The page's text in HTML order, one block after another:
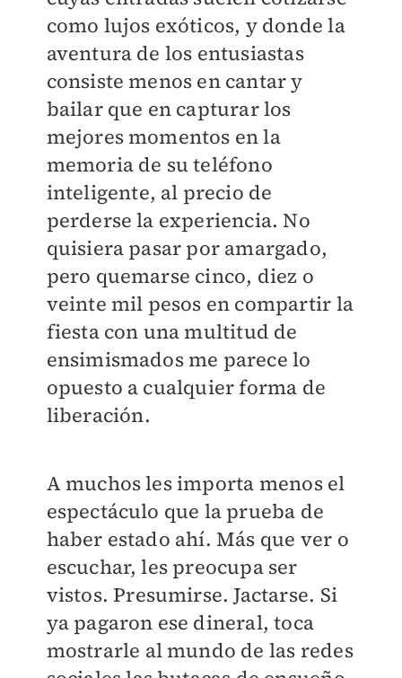
como lujos exóticos, y donde la
aventura de los entusiastas
consiste menos en cantar y
bailar que en capturar los
mejores momentos en la
memoria de su teléfono
inteligente, al precio de
perderse la experiencia. No
quisiera pasar por amargado,
pero quemarse cinco, diez o
veinte mil pesos en compartir la
fiesta con una multitud de
ensimismados me parece lo
opuesto a cualquier forma de
liberación.
A muchos les importa menos el
espectáculo que la prueba de
haber estado ahí. Más que ver o
escuchar, les preocupa ser
vistos. Presumirse. Jactarse. Si
ya pagaron ese dineral, toca
mostrarle al mundo de las redes